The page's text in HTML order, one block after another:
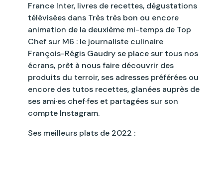
France Inter, livres de recettes, dégustations
télévisées dans Très très bon ou encore
animation de la deuxième mi-temps de Top
Chef sur M6 : le journaliste culinaire
François-Régis Gaudry se place sur tous nos
écrans, prêt à nous faire découvrir des
produits du terroir, ses adresses préférées ou
encore des tutos recettes, glanées auprès de
ses ami·es chef·fes et partagées sur son
compte Instagram.
Ses meilleurs plats de 2022 :